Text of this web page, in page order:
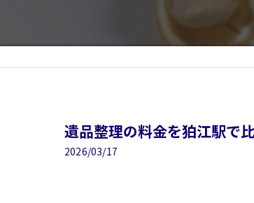
遺品整理の料金を狛江駅で
2026/03/17